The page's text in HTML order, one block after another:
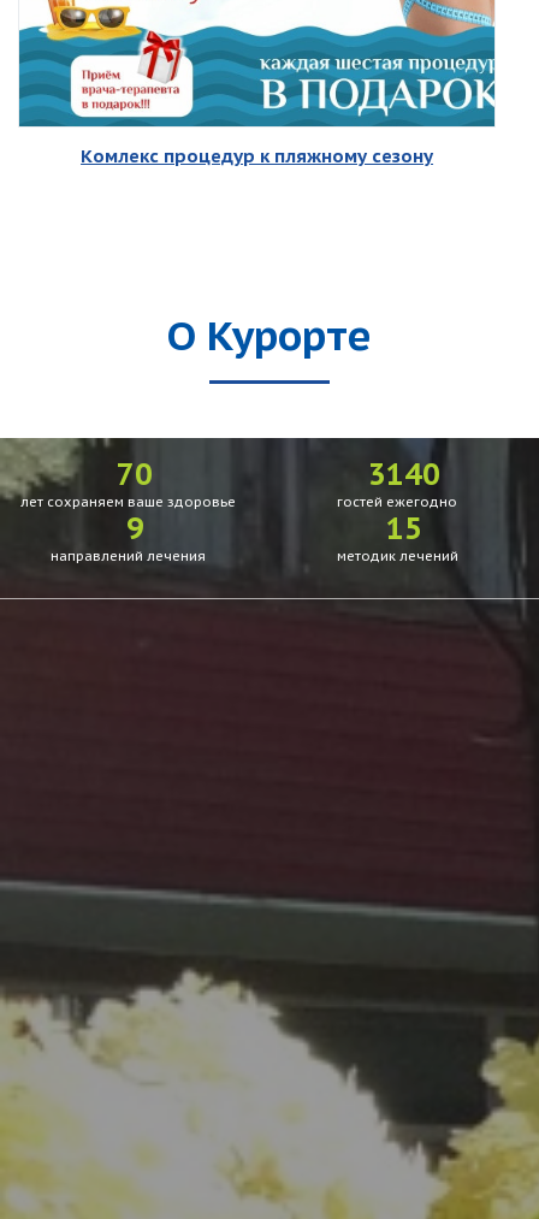
Комлекс процедур к пляжному сезону
О Курорте
70
лет сохраняем ваше здоровье
3140
гостей ежегодно
9
направлений лечения
15
методик лечений